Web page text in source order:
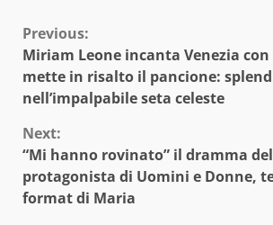
Continue
Reading
Previous:
Miriam Leone incanta Venezia con
mette in risalto il pancione:
nell’impalpabile seta celeste
Next:
“Mi hanno rovinato” il dramma
protagonista di Uomini e Donne,
format di Maria